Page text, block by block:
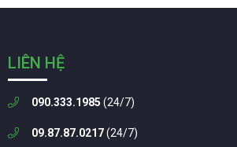
LIÊN HỆ
090.333.1985 (24/7)
09.87.87.0217(24/7)